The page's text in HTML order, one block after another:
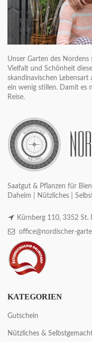
Unser Garten des Nordens
Vielfalt und Schönheit
skandinavischen
ein wenig stillen. Damit es
Reise.
Saatgut & Pflanzen für
Daheim | Nützliches |
Kürnberg 110, 3352 St.
office@nordischer-
KATEGORIEN
Gutschein
Nützliches &